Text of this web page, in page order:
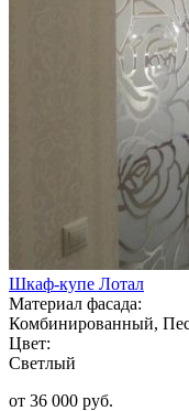
Шкаф-купе Лотал
Материал фасада:
Комбинированный,
Цвет:
Светлый
от 36 000 руб.